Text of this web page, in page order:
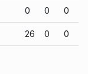
0 0 0
26 0 0